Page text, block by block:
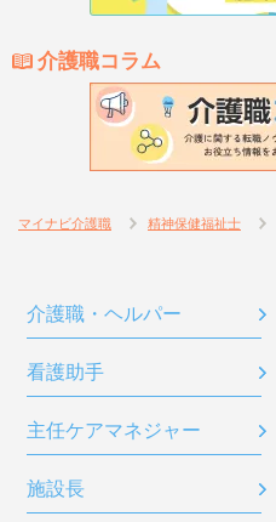
介護職コラム
マイナビ介護職 精神保健福祉士
介護職・ヘルパー
看護助手
主任ケアマネジャー
施設長